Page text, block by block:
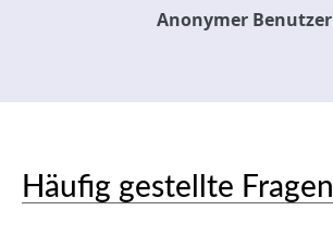
Anonymer Benutzer
Häufig gestellte Fragen